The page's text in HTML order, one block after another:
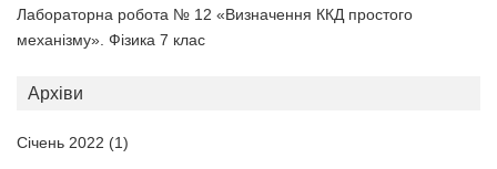
Лабораторна робота № 12 «Визначення ККД простого
механізму». Фізика 7 клас
Архіви
Січень 2022 (1)